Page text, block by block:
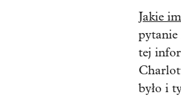
Jakie
pytanie
tej
było i